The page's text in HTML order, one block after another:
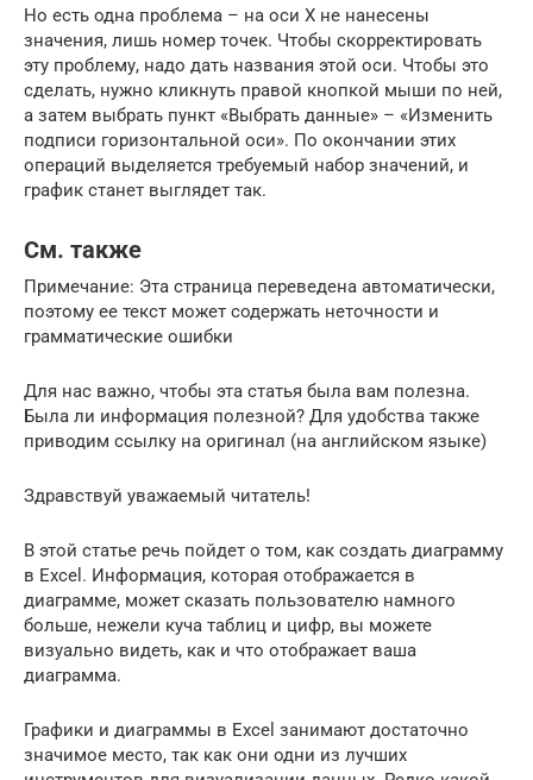
Но есть одна проблема – на оси X не нанесены
значения, лишь номер точек. Чтобы скорректировать
эту проблему, надо дать названия этой оси. Чтобы это
сделать, нужно кликнуть правой кнопкой мыши по ней,
а затем выбрать пункт «Выбрать данные» – «Изменить
подписи горизонтальной оси». По окончании этих
операций выделяется требуемый набор значений, и
график станет выглядет так.
См. также
Примечание: Эта страница переведена автоматически,
поэтому ее текст может содержать неточности и
грамматические ошибки
Для нас важно, чтобы эта статья была вам полезна.
Была ли информация полезной? Для удобства также
приводим ссылку на оригинал (на английском языке)
Здравствуй уважаемый читатель!
В этой статье речь пойдет о том, как создать диаграмму
в Excel. Информация, которая отображается в
диаграмме, может сказать пользователю намного
больше, нежели куча таблиц и цифр, вы можете
визуально видеть, как и что отображает ваша
диаграмма.
Графики и диаграммы в Excel занимают достаточно
значимое место, так как они одни из лучших